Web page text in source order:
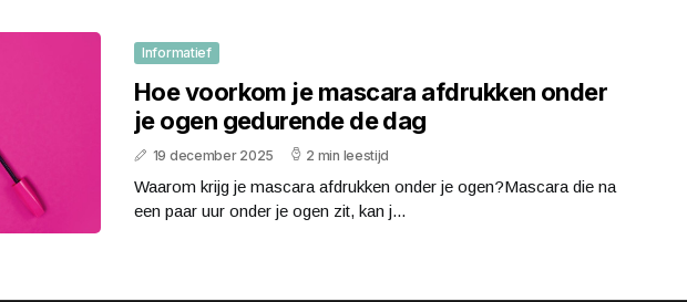
Informatief
Hoe voorkom je mascara afdrukken onder
je ogen gedurende de dag
19 december 2025 2 min leestijd
Waarom krijg je mascara afdrukken onder je ogen?Mascara die na
een paar uur onder je ogen zit, kan j...